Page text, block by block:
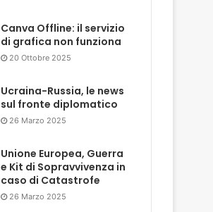
Canva Offline: il servizio
di grafica non funziona
20 Ottobre 2025
Ucraina-Russia, le news
sul fronte diplomatico
26 Marzo 2025
Unione Europea, Guerra
e Kit di Sopravvivenza in
caso di Catastrofe
26 Marzo 2025